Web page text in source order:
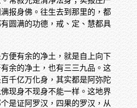
报身佛。往生去到那里的，都
圆满的功德，戒、定、慧都具
便有余的净土，就是自上向下
余的净土，也有三三九品。这
千亿万化身，其实都是阿弥陀
现身不现身不能一样。这地界
是证阿罗汉，四果的罗汉，从